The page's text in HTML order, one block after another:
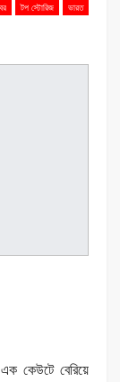
টপ স্টোরিজ ভারত
কেউটে বেরিয়ে